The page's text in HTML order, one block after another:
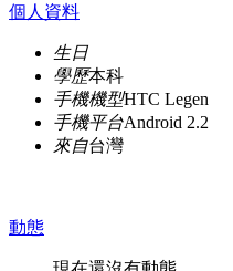
個人資料
生日
學歷本科
手機機型HTC Legen
手機平台Android 2.2
來自台灣
動態